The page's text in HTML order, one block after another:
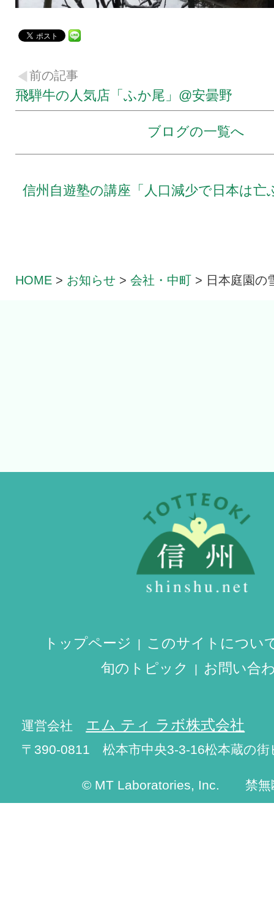
前の記事
飛騨牛の人気店「ふか尾」@安曇野
ブログの一覧へ
信州自遊塾の講座「人口減少で日本は亡
HOME > お知らせ >会社・中町 > 日本庭園の
トップページ
このサイトについ
旬のトピック
お問い合
運営会社 エム ティ ラボ株式会社
〒390-0811 松本市中央3-3-16松本蔵の街
© MT Laboratories, Inc. 禁無